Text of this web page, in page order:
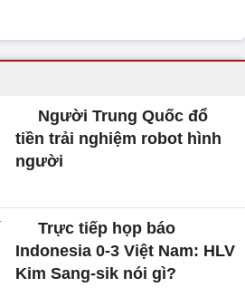
Người Trung Quốc đổ
tiền trải nghiệm robot hình
người
Trực tiếp họp báo
Indonesia 0-3 Việt Nam: HLV
Kim Sang-sik nói gì?